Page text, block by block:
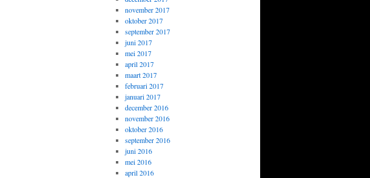
november 2017
oktober 2017
september 2017
juni 2017
mei 2017
april 2017
maart 2017
februari 2017
januari 2017
december 2016
november 2016
oktober 2016
september 2016
juni 2016
mei 2016
april 2016